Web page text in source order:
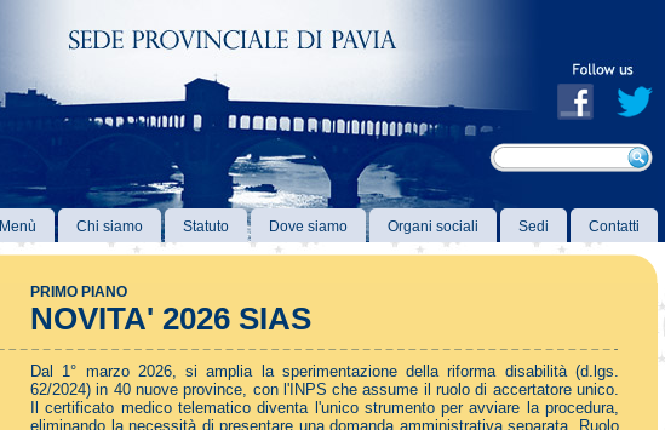
Menù Chi siamo Statuto Dove siamo Organi sociali Sedi Contatti
PRIMO PIANO
NOVITA' 2026 SIAS
Dal 1° marzo 2026, si amplia la sperimentazione della riforma disabilità (d.lgs.
62/2024) in 40 nuove province, con l'INPS che assume il ruolo di accertatore unico.
Il certificato medico telematico diventa l'unico strumento per avviare la procedura,
eliminando la necessità di presentare una domanda amministrativa separata. Ruolo